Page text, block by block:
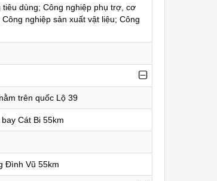
dùng; Công nghiệp phụ trợ, cơ
nghiệp sản xuất vật liệu; Công
trên quốc Lộ 39
Cát Bi 55km
Đình Vũ 55km